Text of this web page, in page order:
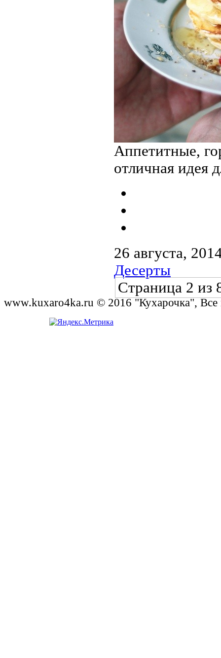
Аппетитные,
отличная идея
26 августа,
Десерты
Страница 2 из
www.kuxaro4ka.ru © 2016 "Кухарочка",